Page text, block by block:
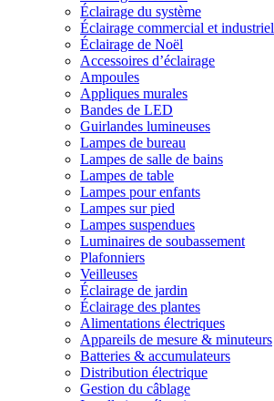
Éclairage du système
Éclairage commercial et industriel
Éclairage de Noël
Accessoires d’éclairage
Ampoules
Appliques murales
Bandes de LED
Guirlandes lumineuses
Lampes de bureau
Lampes de salle de bains
Lampes de table
Lampes pour enfants
Lampes sur pied
Lampes suspendues
Luminaires de soubassement
Plafonniers
Veilleuses
Éclairage de jardin
Éclairage des plantes
Alimentations électriques
Appareils de mesure & minuteurs
Batteries & accumulateurs
Distribution électrique
Gestion du câblage